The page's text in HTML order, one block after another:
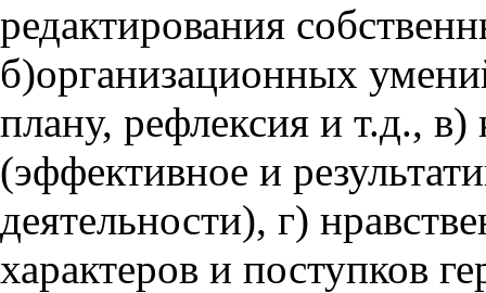
редактирования
б)организационных
плану, рефлексия и т.д.,
(эффективное и
деятельности), г)
характеров и поступков